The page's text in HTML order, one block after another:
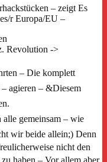
– zeigt Es
r Europa/EU –
Revolution ->
– Die komplett
agieren – &Diesem
gemeinsam – wie
wir beide allein;) Denn
nicht den
haben – Vor allem aber